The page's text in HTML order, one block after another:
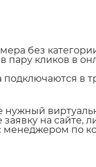
без
пару кликов в
в
нужный
заявку на сайте,
менеджером по